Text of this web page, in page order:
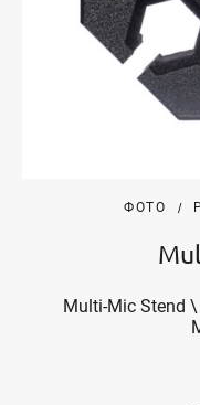
ФОТО
Multi-Mic Stend